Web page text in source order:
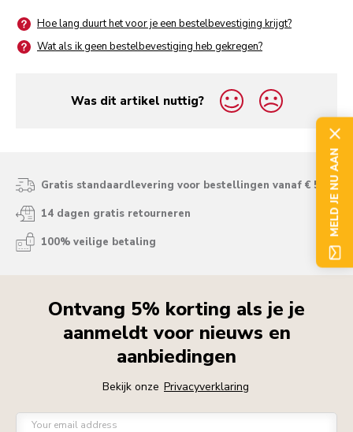
Hoe lang duurt het voor je een bestelbevestiging krijgt?
Wat als ik geen bestelbevestiging heb gekregen?
Was dit artikel nuttig?
yes
no
Gratis standaardlevering voor bestellingen vanaf € 50
14 dagen gratis retourneren
100% veilige betaling
Ontvang 5% korting als je je
aanmeldt voor nieuws en
aanbiedingen
Bekijk onze Privacyverklaring
Your email address
MELD JE NU AAN